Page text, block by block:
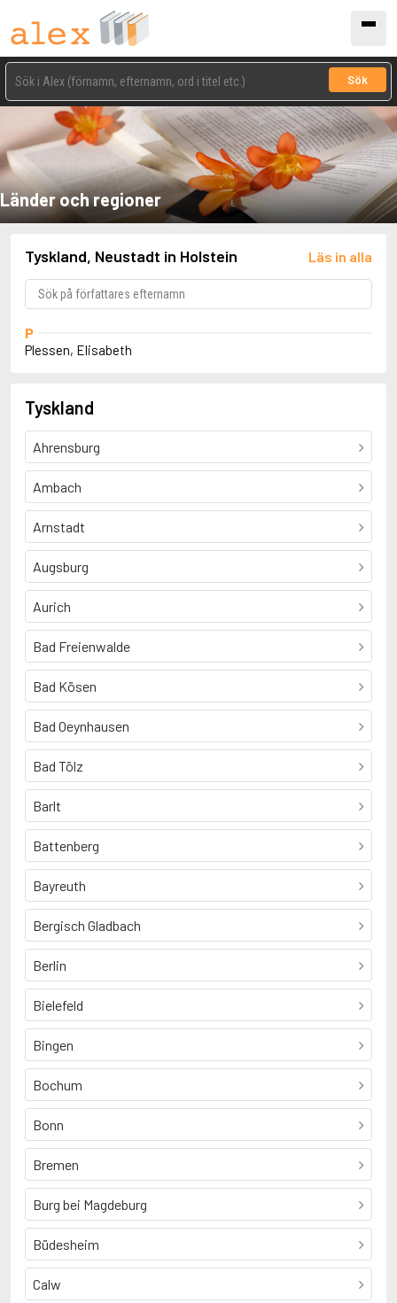
Sök
Länder och regioner
Tyskland, Neustadt in Holstein Läs in alla
P
Plessen, Elisabeth
Tyskland
Ahrensburg
Ambach
Arnstadt
Augsburg
Aurich
Bad Freienwalde
Bad Kösen
Bad Oeynhausen
Bad Tölz
Barlt
Battenberg
Bayreuth
Bergisch Gladbach
Berlin
Bielefeld
Bingen
Bochum
Bonn
Bremen
Burg bei Magdeburg
Büdesheim
Calw